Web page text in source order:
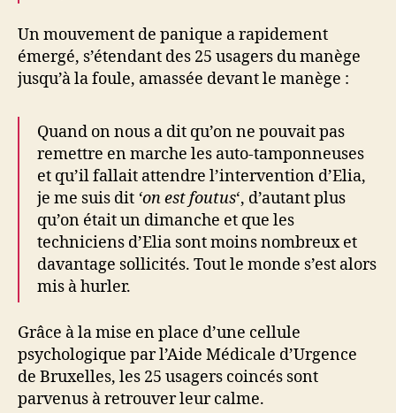
Un mouvement de panique a rapidement
émergé, s’étendant des 25 usagers du manège
jusqu’à la foule, amassée devant le manège :
Quand on nous a dit qu’on ne pouvait pas
remettre en marche les auto-tamponneuses
et qu’il fallait attendre l’intervention d’Elia,
je me suis dit ‘on est foutus‘, d’autant plus
qu’on était un dimanche et que les
techniciens d’Elia sont moins nombreux et
davantage sollicités. Tout le monde s’est alors
mis à hurler.
Grâce à la mise en place d’une cellule
psychologique par l’Aide Médicale d’Urgence
de Bruxelles, les 25 usagers coincés sont
parvenus à retrouver leur calme.